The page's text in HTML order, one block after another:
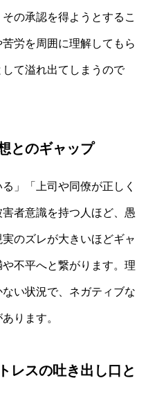
の承認を得ようとするこ
労を周囲に理解してもら
て溢れ出てしまうので
とのギャップ
」「上司や同僚が正しく
者意識を持つ人ほど、愚
のズレが大きいほどギャ
不平へと繋がります。理
い状況で、ネガティブな
ります。
レスの吐き出し口と